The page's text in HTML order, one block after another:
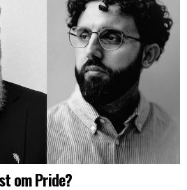
om Pride?